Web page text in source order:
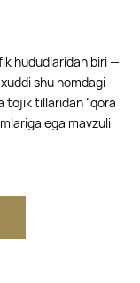
hududlaridan biri —
shu nomdagi
tojik tillaridan “qora
ega mavzuli